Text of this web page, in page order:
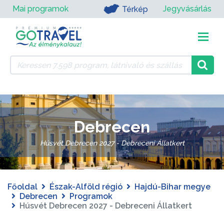
Mai programok Térkép Jegyvásárlás
Debrecen
Húsvét Debrecen 2027 - Debreceni Állatkert
Főoldal Észak-Alföld régió
Hajdú-Bihar megye
Debrecen
Programok
Húsvét Debrecen 2027 - Debreceni Állatkert